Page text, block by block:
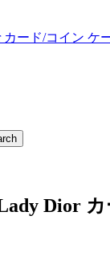
ード/コイン ケ
Dior